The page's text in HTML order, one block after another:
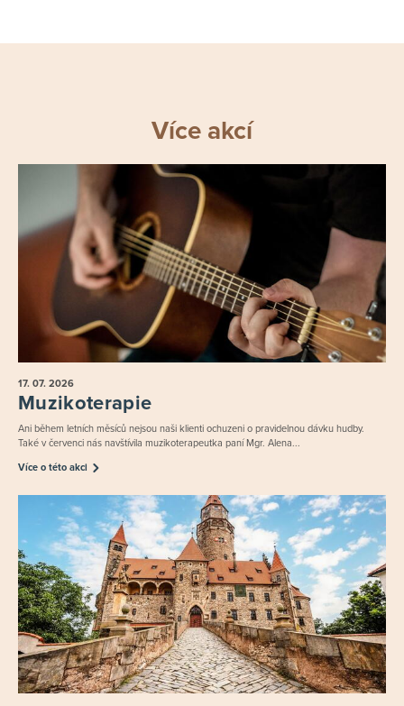
Více akcí
17. 07. 2026
Muzikoterapie
Ani během letních měsíců nejsou naši klienti ochuzeni o pravidelnou dávku hudby.
Také v červenci nás navštívila muzikoterapeutka paní Mgr. Alena...
Více o této akci